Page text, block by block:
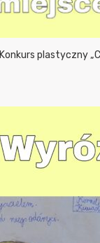
Konkurs plastyczny